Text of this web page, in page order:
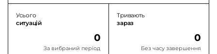
Усього
ситуацій
0
За вибраний період
Тривають
зараз
0
Без часу завершення